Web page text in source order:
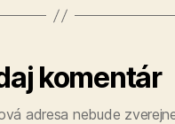
komentár
adresa nebude